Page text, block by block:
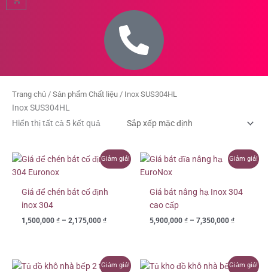
Trang chủ / Sản phẩm Chất liệu / Inox SUS304HL
Inox SUS304HL
Hiển thị tất cả 5 kết quả
Giảm giá!
Giá để chén bát cố định
inox 304
1,500,000₫ – 2,175,000₫
Khoảng
giá:
đến
Giảm giá!
Giá bát nâng hạ Inox 304
cao cấp
5,900,000₫ – 7,350,000₫
Khoảng
giá:
đến
Giảm giá!
Khoảng
Giảm giá!
Khoảng